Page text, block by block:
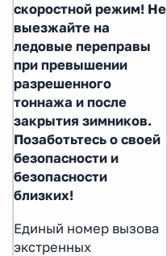
скоростной режим! Не
выезжайте на
ледовые переправы
при превышении
разрешенного
тоннажа и после
закрытия зимников.
Позаботьтесь о своей
безопасности и
безопасности
близких!
Единый номер вызова
экстренных